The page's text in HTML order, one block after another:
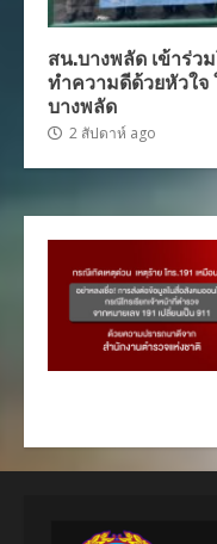
สน.บางพลัด เข้าร่ว
ทำความดีด้วยหัวใ
บางพลัด
2 สัปดาห์ ago